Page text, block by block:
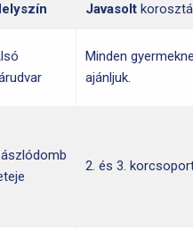
Javasolt
Minden
ajánljuk.
2. és 3.